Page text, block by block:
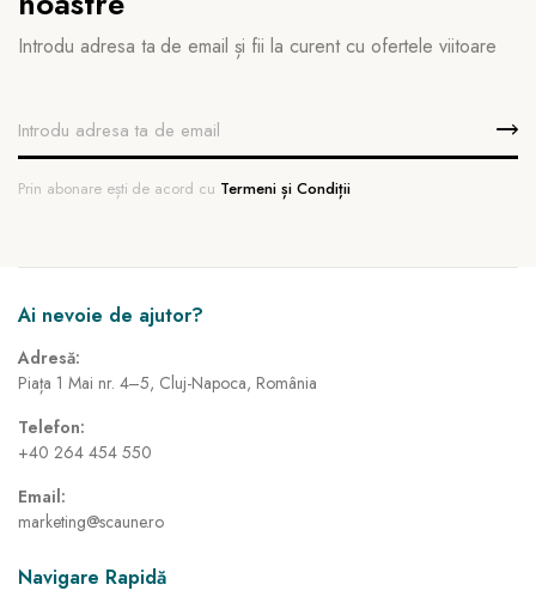
Introdu adresa ta de email și fii la curent cu ofertele viitoare
Prin abonare ești de acord cu Termeni și Condiții
Ai nevoie de ajutor?
Adresă:
Piața 1 Mai nr. 4–5, Cluj-Napoca, România
Telefon:
+40 264 454 550
Email:
marketing@scaune.ro
Navigare Rapidă